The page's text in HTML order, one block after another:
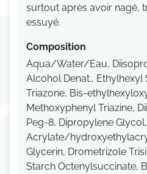
surtout après avoir nagé,
essuyé.
Composition
Aqua/Water/Eau,
Alcohol Denat., Ethylhexyl
Triazone, Bis-
Methoxyphenyl Triazine,
Peg-8, Dipropylene
Acrylate/
Glycerin, Drometrizole
Starch Octenylsuccinate,